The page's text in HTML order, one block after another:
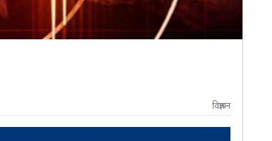
विज्ञापन